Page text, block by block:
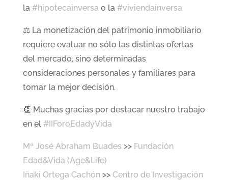
la #hipotecainversa o la #viviendainversa
⚖ La monetización del patrimonio inmobiliario
requiere evaluar no sólo las distintas ofertas
del mercado, sino determinadas
consideraciones personales y familiares para
tomar la mejor decisión.
👏 Muchas gracias por destacar nuestro trabajo
en el #IIForoEdadyVida
Mª José Abraham Buades >> Fundación
Edad&Vida (Age&Life)
Iñaki Ortega Cachón>> Centro de Investigación